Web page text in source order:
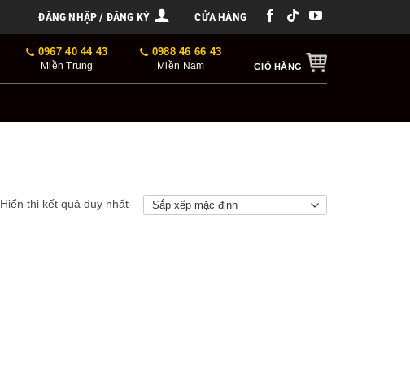
ĐĂNG NHẬP / ĐĂNG KÝ CỬA HÀNG
0967 40 44 43
Miền Trung
0988 46 66 43
Miền Nam GIỎ HÀNG
Hiển thị kết quả duy nhất